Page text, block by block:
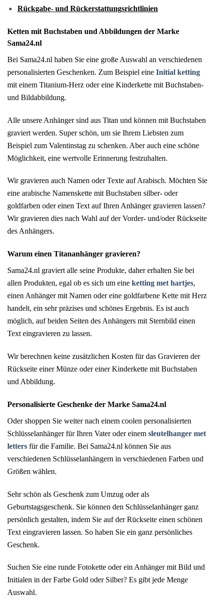
Rückgabe- und Rückerstattungsrichtlinien
Ketten mit Buchstaben und Abbildungen der Marke
Sama24.nl
Bei Sama24.nl haben Sie eine große Auswahl an verschiedenen
personalisierten Geschenken. Zum Beispiel eine Initial ketting
mit einem Titanium-Herz oder eine Kinderkette mit Buchstaben-
und Bildabbildung.
Alle unsere Anhänger sind aus Titan und können mit Buchstaben
graviert werden. Super schön, um sie Ihrem Liebsten zum
Beispiel zum Valentinstag zu schenken. Aber auch eine schöne
Möglichkeit, eine wertvolle Erinnerung festzuhalten.
Wir gravieren auch Namen oder Texte auf Arabisch. Möchten Sie
eine arabische Namenskette mit Buchstaben silber- oder
goldfarben oder einen Text auf Ihren Anhänger gravieren lassen?
Wir gravieren dies nach Wahl auf der Vorder- und/oder Rückseite
des Anhängers.
Warum einen Titananhänger gravieren?
Sama24.nl graviert alle seine Produkte, daher erhalten Sie bei
allen Produkten, egal ob es sich um eine ketting met hartjes,
einen Anhänger mit Namen oder eine goldfarbene Kette mit Herz
handelt, ein sehr präzises und schönes Ergebnis. Es ist auch
möglich, auf beiden Seiten des Anhängers mit Sternbild einen
Text eingravieren zu lassen.
Wir berechnen keine zusätzlichen Kosten für das Gravieren der
Rückseite einer Münze oder einer Kinderkette mit Buchstaben
und Abbildung.
Personalisierte Geschenke der Marke Sama24.nl
Oder shoppen Sie weiter nach einem coolen personalisierten
Schlüsselanhänger für Ihren Vater oder einem sleutelhanger met
letters für die Familie. Bei Sama24.nl können Sie aus
verschiedenen Schlüsselanhängern in verschiedenen Farben und
Größen wählen.
Sehr schön als Geschenk zum Umzug oder als
Geburtstagsgeschenk. Sie können den Schlüsselanhänger ganz
persönlich gestalten, indem Sie auf der Rückseite einen schönen
Text eingravieren lassen. So haben Sie ein ganz persönliches
Geschenk.
Suchen Sie eine runde Fotokette oder ein Anhänger mit Bild und
Initialen in der Farbe Gold oder Silber? Es gibt jede Menge
Auswahl.